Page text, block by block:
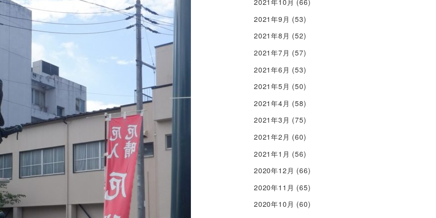
2021年10月 (66)
2021年9月 (53)
2021年8月 (52)
2021年7月 (57)
2021年6月 (53)
2021年5月 (50)
2021年4月 (58)
2021年3月 (75)
2021年2月 (60)
2021年1月 (56)
2020年12月 (66)
2020年11月 (65)
2020年10月 (60)